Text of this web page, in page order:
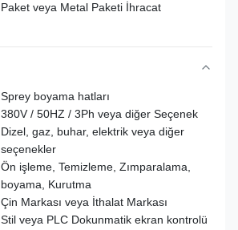
Paket veya Metal Paketi İhracat
Sprey boyama hatları
380V / 50HZ / 3Ph veya diğer Seçenek
Dizel, gaz, buhar, elektrik veya diğer
seçenekler
Ön işleme, Temizleme, Zımparalama,
boyama, Kurutma
Çin Markası veya İthalat Markası
Stil veya PLC Dokunmatik ekran kontrolü